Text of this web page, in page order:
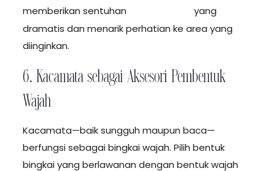
memberikan sentuhan
yang
dramatis dan menarik perhatian ke area yang
diinginkan.
6. Kacamata sebagai Aksesori Pembentuk
Wajah
Kacamata—baik sungguh maupun baca—
berfungsi sebagai bingkai wajah. Pilih bentuk
bingkai yang berlawanan dengan bentuk wajah